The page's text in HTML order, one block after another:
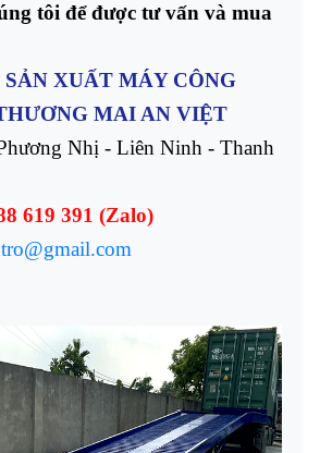
tôi để được tư vấn và mua
SẢN XUẤT MÁY CÔNG
MAI AN VIỆT
Nhị - Liên Ninh - Thanh
619 391 (Zalo)